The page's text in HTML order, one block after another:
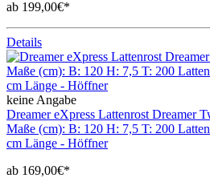
ab 199,00€*
Details
keine Angabe
Dreamer eXpress Lattenrost Dreamer
Maße (cm): B: 120 H: 7,5 T: 200
cm Länge - Höffner
ab 169,00€*